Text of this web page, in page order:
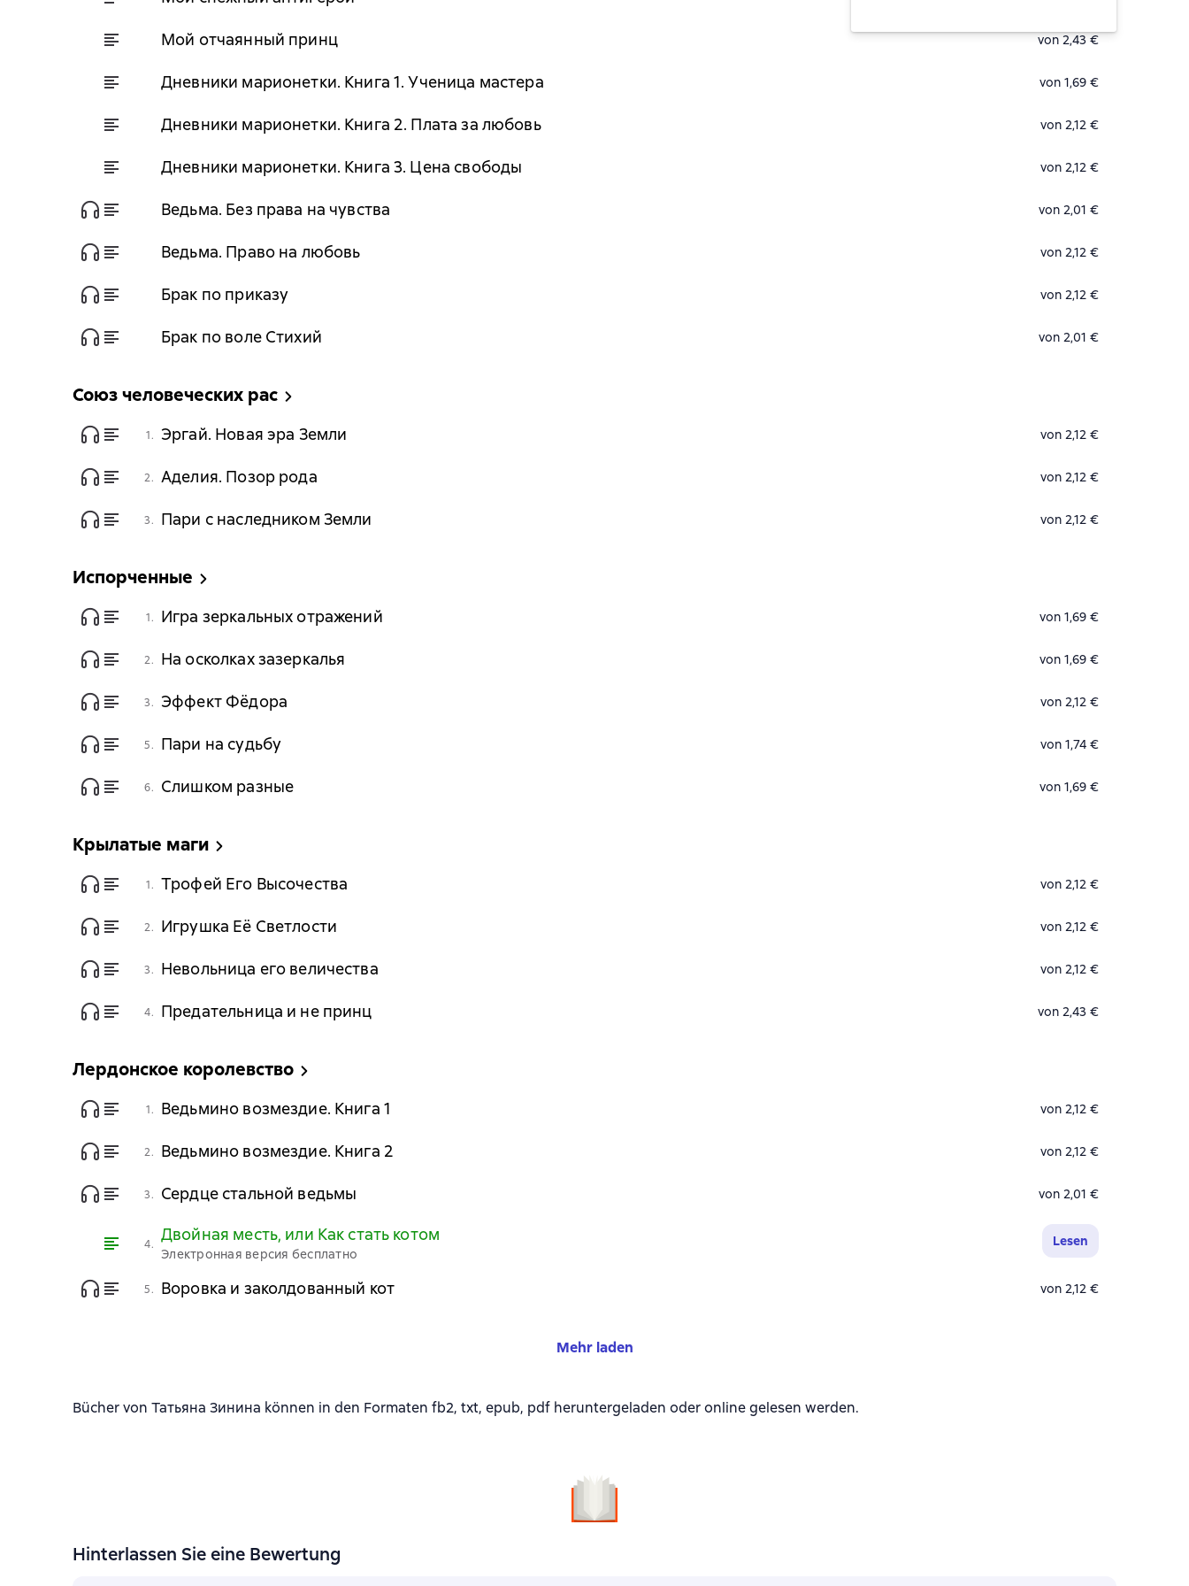
Мой отчаянный принц von 2,43 €
Дневники марионетки. Книга 1. Ученица мастера von 1,69 €
Дневники марионетки. Книга 2. Плата за любовь von 2,12 €
Дневники марионетки. Книга 3. Цена свободы von 2,12 €
Ведьма. Без права на чувства von 2,01 €
Ведьма. Право на любовь von 2,12 €
Брак по приказу von 2,12 €
Брак по воле Стихий von 2,01 €
Союз человеческих рас
1. Эргай. Новая эра Земли von 2,12 €
2. Аделия. Позор рода von 2,12 €
3. Пари с наследником Земли von 2,12 €
Испорченные
1. Игра зеркальных отражений von 1,69 €
2. На осколках зазеркалья von 1,69 €
3. Эффект Фёдора von 2,12 €
5. Пари на судьбу von 1,74 €
6. Слишком разные von 1,69 €
Крылатые маги
1. Трофей Его Высочества von 2,12 €
2. Игрушка Её Светлости von 2,12 €
3. Невольница его величества von 2,12 €
4. Предательница и не принц von 2,43 €
Лердонское королевство
1. Ведьмино возмездие. Книга 1 von 2,12 €
2. Ведьмино возмездие. Книга 2 von 2,12 €
3. Сердце стальной ведьмы von 2,01 €
4. Двойная месть, или Как стать котом
Электронная версия бесплатно
Lesen
5. Воровка и заколдованный кот von 2,12 €
Mehr laden
Bücher von Татьяна Зинина können in den Formaten fb2, txt, epub, pdf heruntergeladen oder online gelesen werden.
Hinterlassen Sie eine Bewertung